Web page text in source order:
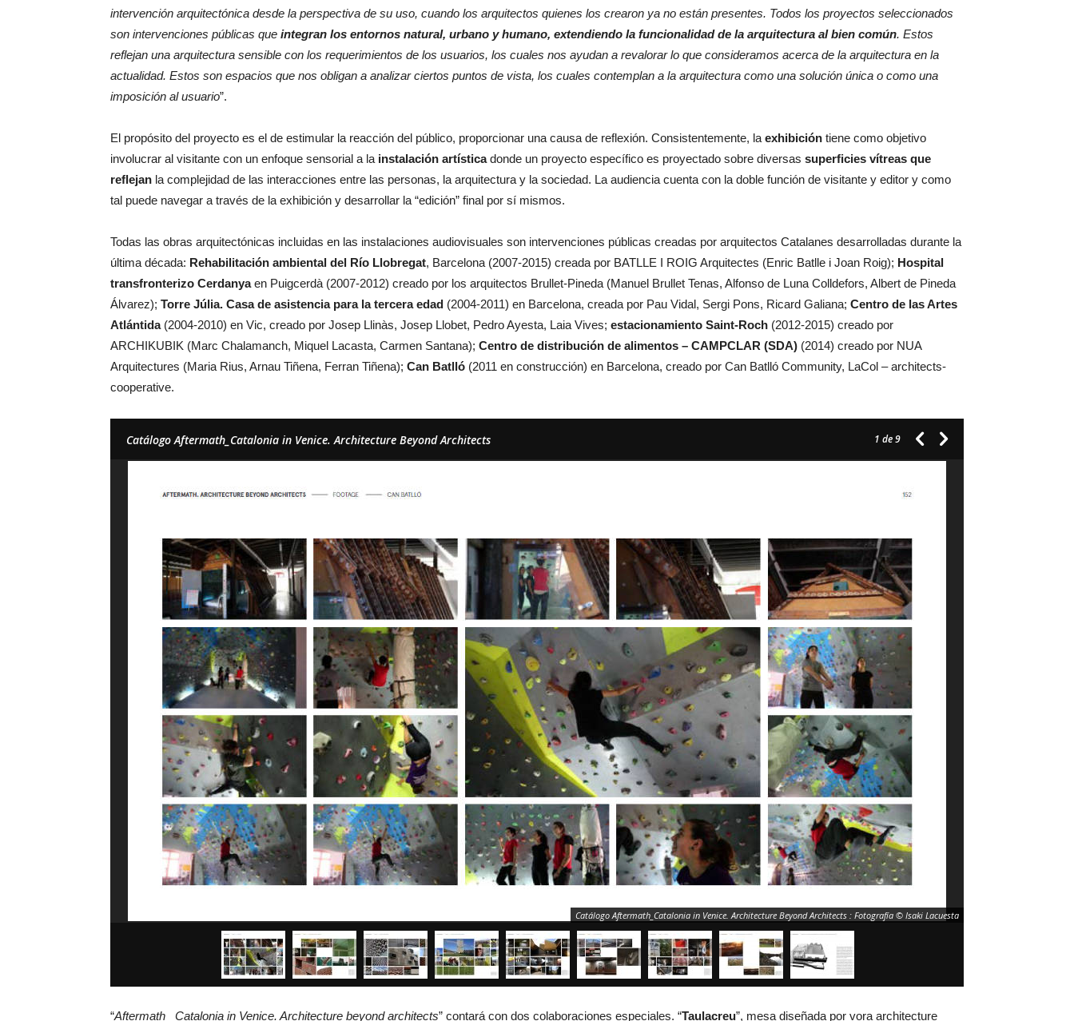
intervención arquitectónica desde la perspectiva de su uso, cuando los arquitectos quienes los crearon ya no están presentes. Todos los proyectos seleccionados
son intervenciones públicas que integran los entornos natural, urbano y humano, extendiendo la funcionalidad de la arquitectura al bien común. Estos
reflejan una arquitectura sensible con los requerimientos de los usuarios, los cuales nos ayudan a revalorar lo que consideramos acerca de la arquitectura en la
actualidad. Estos son espacios que nos obligan a analizar ciertos puntos de vista, los cuales contemplan a la arquitectura como una solución única o como una
imposición al usuario”.
El propósito del proyecto es el de estimular la reacción del público, proporcionar una causa de reflexión. Consistentemente, la exhibición tiene como objetivo
involucrar al visitante con un enfoque sensorial a la instalación artísticadonde un proyecto específico es proyectado sobre diversas superficies vítreas que
reflejan la complejidad de las interacciones entre las personas, la arquitectura y la sociedad. La audiencia cuenta con la doble función de visitante y editor y como
tal puede navegar a través de la exhibición y desarrollar la “edición” final por sí mismos.
Todas las obras arquitectónicas incluidas en las instalaciones audiovisuales son intervenciones públicas creadas por arquitectos Catalanes desarrolladas durante la
última década: Rehabilitación ambiental del Río Llobregat, Barcelona (2007-2015) creada por BATLLE I ROIG Arquitectes (Enric Batlle i Joan Roig); Hospital
transfronterizo Cerdanyaen Puigcerdà (2007-2012) creado por los arquitectos Brullet-Pineda (Manuel Brullet Tenas, Alfonso de Luna Colldefors, Albert de Pineda
Álvarez); Torre Júlia. Casa de asistencia para la tercera edad (2004-2011) en Barcelona, creada por Pau Vidal, Sergi Pons, Ricard Galiana; Centro de las Artes
Atlántida(2004-2010) en Vic, creado por Josep Llinàs, Josep Llobet, Pedro Ayesta, Laia Vives; estacionamiento Saint-Roch (2012-2015) creado por
ARCHIKUBIK (Marc Chalamanch, Miquel Lacasta, Carmen Santana); Centro de distribución de alimentos – CAMPCLAR (SDA) (2014) creado por NUA
Arquitectures (Maria Rius, Arnau Tiñena, Ferran Tiñena); Can Batlló (2011 en construcción) en Barcelona, creado por Can Batlló Community, LaCol – architects-
cooperative.
Catálogo Aftermath_Catalonia in Venice. Architecture Beyond Architects 1 de 9
Catálogo Aftermath_Catalonia in Venice. Architecture Beyond Architects : Fotografía © Isaki Lacuesta
“Aftermath_ Catalonia in Venice. Architecture beyond architects” contará con dos colaboraciones especiales. “Taulacreu”, mesa diseñada por vora architecture